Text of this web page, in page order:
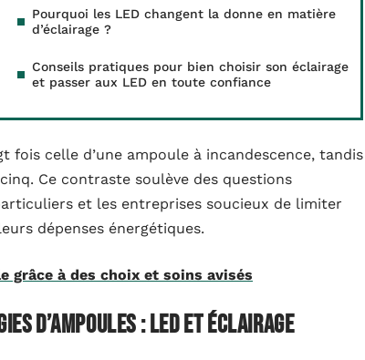
Pourquoi les LED changent la donne en matière
d’éclairage ?
Conseils pratiques pour bien choisir son éclairage
et passer aux LED en toute confiance
fois celle d’une ampoule à incandescence, tandis
Ce contraste soulève des questions
et les entreprises soucieux de limiter
dépenses énergétiques.
grâce à des choix et soins avisés
d’ampoules : LED et éclairage